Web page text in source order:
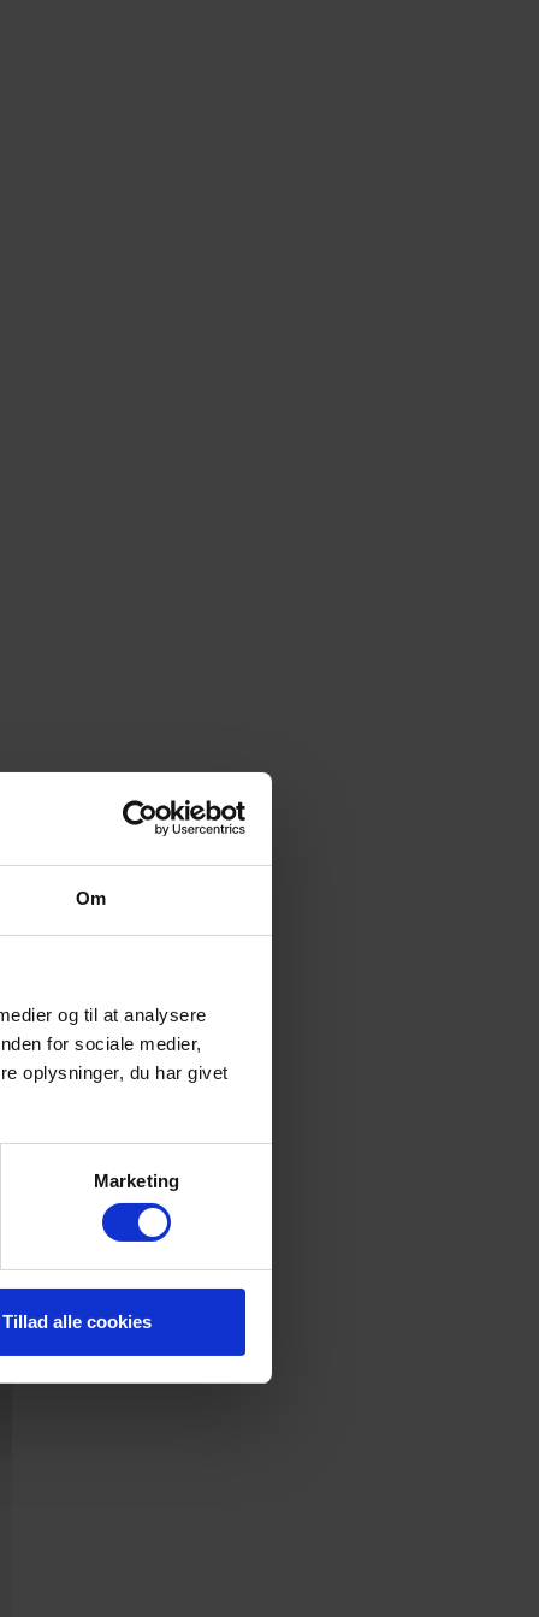
Om
og til at analysere
for sociale medier,
oplysninger, du har givet
Marketing
Tillad alle cookies